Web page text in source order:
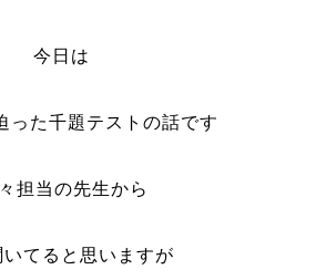
今日は
った千題テストの話です
担当の先生から
いてると思いますが